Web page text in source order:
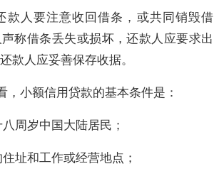
款人要注意收回借条，或共同销毁借
称借条丢失或损坏，还款人应要求出
款人应妥善保存收据。
，小额信用贷款的基本条件是：
周岁中国大陆居民；
址和工作或经营地点；